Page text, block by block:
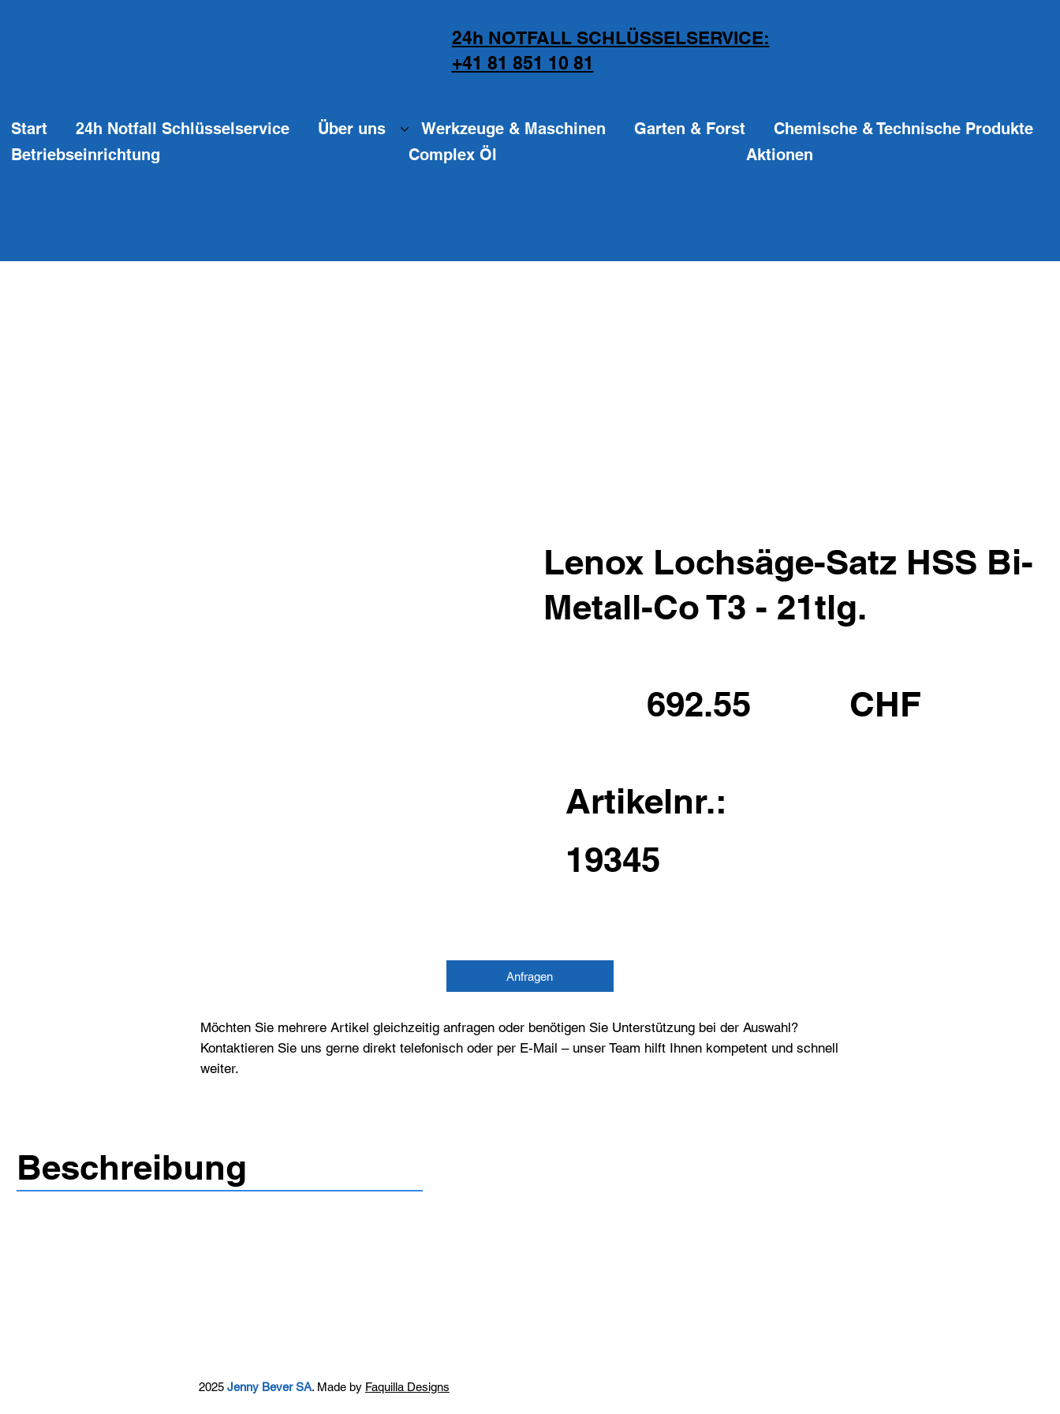
24h NOTFALL SCHLÜSSELSERVICE:
+41 81 851 10 81
Start 24h Notfall Schlüsselservice Über uns Werkzeuge & Maschinen Garten & Forst
Chemische & Technische Produkte
Betriebseinrichtung
Complex Öl Aktionen
Lenox Lochsäge-Satz HSS Bi-
Metall-Co T3 - 21tlg.
692.55 CHF
Artikelnr.:
19345
Anfragen
Möchten Sie mehrere Artikel gleichzeitig anfragen oder benötigen Sie Unterstützung bei der Auswahl?
Kontaktieren Sie uns gerne direkt telefonisch oder per E-Mail – unser Team hilft Ihnen kompetent und schnell
weiter.
Beschreibung
2025 Jenny Bever SA. Made by Faquilla Designs